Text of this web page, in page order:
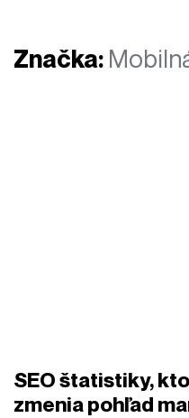
Značka:
SEO štatistiky,
zmenia pohľad